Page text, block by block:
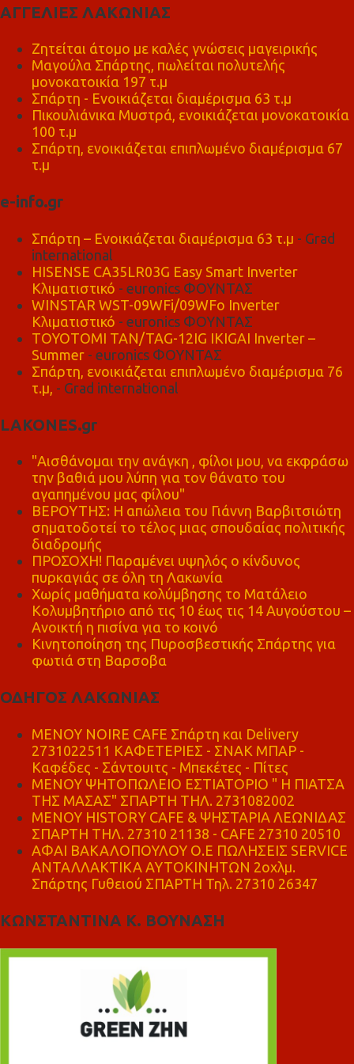
ΑΓΓΕΛΙΕΣ ΛΑΚΩΝΙΑΣ
Ζητείται άτομο με καλές γνώσεις μαγειρικής
Μαγούλα Σπάρτης, πωλείται πολυτελής
μονοκατοικία 197 τ.μ
Σπάρτη - Ενοικιάζεται διαμέρισμα 63 τ.μ
Πικουλιάνικα Μυστρά, ενοικιάζεται μονοκατοικία
100 τ.μ
Σπάρτη, ενοικιάζεται επιπλωμένο διαμέρισμα 67
τ.μ
e-info.gr
Σπάρτη – Ενοικιάζεται διαμέρισμα 63 τ.μ - Grad
international
HISENSE CA35LR03G Easy Smart Inverter
Κλιματιστικό - euronics ΦΟΥΝΤΑΣ
WINSTAR WST-09WFi/09WFo Inverter
Κλιματιστικό - euronics ΦΟΥΝΤΑΣ
TOYOTOMI TAN/TAG-12IG IKIGAI Inverter –
Summer - euronics ΦΟΥΝΤΑΣ
Σπάρτη, ενοικιάζεται επιπλωμένο διαμέρισμα 76
τ.μ, - Grad international
LAKONES.gr
"Αισθάνομαι την ανάγκη , φίλοι μου, να εκφράσω
την βαθιά μου λύπη για τον θάνατο του
αγαπημένου μας φίλου"
ΒΕΡΟΥΤΗΣ: Η απώλεια του Γιάννη Βαρβιτσιώτη
σηματοδοτεί το τέλος μιας σπουδαίας πολιτικής
διαδρομής
ΠΡΟΣΟΧΗ! Παραμένει υψηλός ο κίνδυνος
πυρκαγιάς σε όλη τη Λακωνία
Χωρίς μαθήματα κολύμβησης το Ματάλειο
Κολυμβητήριο από τις 10 έως τις 14 Αυγούστου –
Ανοικτή η πισίνα για το κοινό
Κινητοποίηση της Πυροσβεστικής Σπάρτης για
φωτιά στη Βαρσοβα
ΟΔΗΓΟΣ ΛΑΚΩΝΙΑΣ
MENOY NOIRE CAFE Σπάρτη και Delivery
2731022511 ΚΑΦΕΤΕΡΙΕΣ - ΣΝΑΚ ΜΠΑΡ -
Καφέδες - Σάντουιτς - Μπεκέτες - Πίτες
ΜΕΝΟΥ ΨΗΤΟΠΩΛΕΙΟ ΕΣΤΙΑΤΟΡΙΟ " Η ΠΙΑΤΣΑ
ΤΗΣ ΜΑΣΑΣ" ΣΠΑΡΤΗ ΤΗΛ. 2731082002
ΜΕΝΟΥ HISTORY CAFE & ΨΗΣΤΑΡΙΑ ΛΕΩΝΙΔΑΣ
ΣΠΑΡΤΗ ΤΗΛ. 27310 21138 - CAFE 27310 20510
ΑΦΑΙ ΒΑΚΑΛΟΠΟΥΛΟΥ Ο.Ε ΠΩΛΗΣΕΙΣ SERVICE
ΑΝΤΑΛΛΑΚΤΙΚΑ ΑΥΤΟΚΙΝΗΤΩΝ 2οχλμ.
Σπάρτης Γυθειού ΣΠΑΡΤΗ Τηλ. 27310 26347
ΚΩΝΣΤΑΝΤΙΝΑ Κ. ΒΟΥΝΑΣΗ